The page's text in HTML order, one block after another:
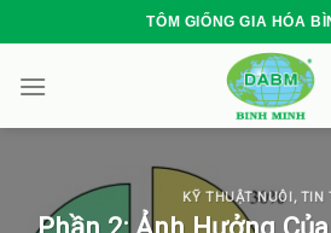
to
content
TÔM GIỐNG GIA HÓA
KỸ THUẬT NUÔI , TIN